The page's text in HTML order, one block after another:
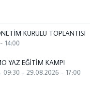
KURULU TOPLANTISI
14:00
YAZ EĞİTİM KAMPI
09:30 -29.08.2026 - 17:00